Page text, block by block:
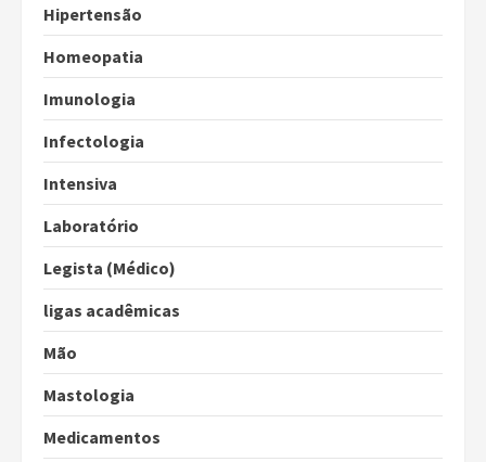
Hipertensão
Homeopatia
Imunologia
Infectologia
Intensiva
Laboratório
Legista (Médico)
ligas acadêmicas
Mão
Mastologia
Medicamentos